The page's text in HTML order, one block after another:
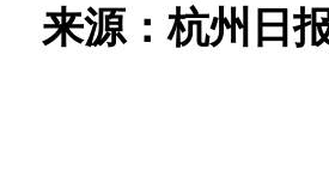
来源：杭州